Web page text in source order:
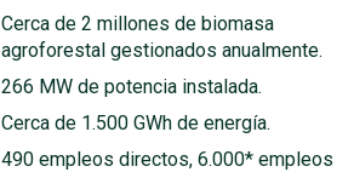
Cerca de 2 millones de biomasa
agroforestal gestionados anualmente.
266 MW de potencia instalada.
Cerca de 1.500 GWh de energía.
490 empleos directos, 6.000* empleos